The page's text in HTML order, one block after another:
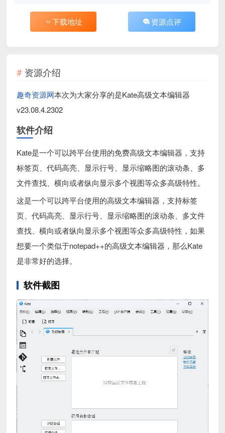
下载地址 资源点评
资源介绍
趣奇资源网本次为大家分享的是Kate高级文本编辑器
v23.08.4.2302
软件介绍
Kate是一个可以跨平台使用的免费高级文本编辑器，支持
标签页、代码高亮、显示行号、显示缩略图的滚动条、多
文件查找、横向或者纵向显示多个视图等众多高级特性。
这是一个可以跨平台使用的高级文本编辑器，支持标签
页、代码高亮、显示行号、显示缩略图的滚动条、多文件
查找、横向或者纵向显示多个视图等众多高级特性，如果
想要一个类似于notepad++的高级文本编辑器，那么Kate
是非常好的选择。
软件截图